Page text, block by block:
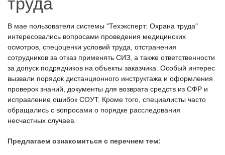
В мае пользователи системы "Техэксперт: Охрана труда"
интересовались вопросами проведения медицинских
осмотров, спецоценки условий труда, отстранения
сотрудников за отказ применять СИЗ, а также ответственности
за допуск подрядчиков на объекты заказчика. Особый интерес
вызвали порядок дистанционного инструктажа и оформления
проверок знаний, документы для возврата средств из СФР и
исправление ошибок СОУТ. Кроме того, специалисты часто
обращались с вопросами о порядке расследования
несчастных случаев.
Предлагаем ознакомиться с перечнем тем: